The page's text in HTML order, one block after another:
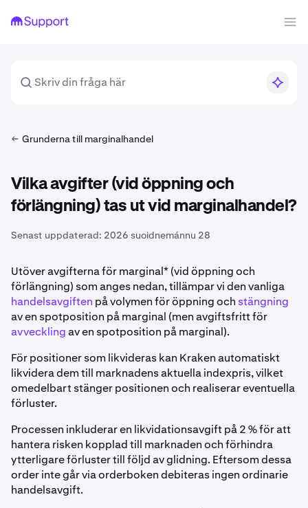
Grunderna till marginalhandel
Vilka avgifter (vid öppning och
förlängning) tas ut vid marginalhandel?
Senast uppdaterad: 2026 suoidnemánnu 28
Utöver avgifterna för marginal* (vid öppning och
förlängning) som anges nedan, tillämpar vi den vanliga
handelsavgiften på volymen för öppning och stängning
av en spotposition på marginal (men avgiftsfritt för
avvecklingav en spotposition på marginal).
För positioner som likvideras kan Kraken automatiskt
likvidera dem till marknadens aktuella indexpris, vilket
omedelbart stänger positionen och realiserar eventuella
förluster.
Processen inkluderar en likvidationsavgift på 2 % för att
hantera risken kopplad till marknaden och förhindra
ytterligare förluster till följd av glidning. Eftersom dessa
order inte går via orderboken debiteras ingen ordinarie
handelsavgift.